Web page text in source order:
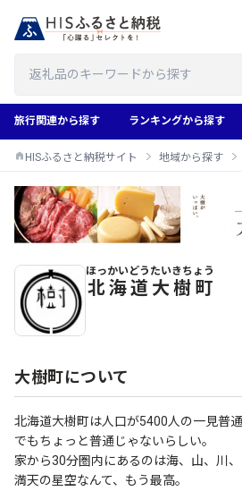
旅行関連から探す ランキングから探す
HISふるさと納税サイト 地域から探す
大樹町のふるさと納税返礼品一覧
北海道
ほっかいどう
大樹町
たいきちょう
大樹町について
北海道大樹町は人口が5400人の一見普通
でもちょっと普通じゃないらしい。
家から30分圏内にあるのは海、山、川、
満天の星空なんて、もう最高。